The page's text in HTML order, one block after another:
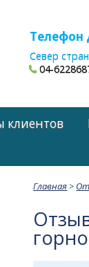
Телефон
Север
04-
клиентов
Главная >